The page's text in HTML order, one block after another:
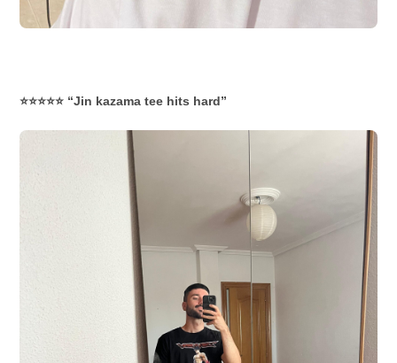
⭐⭐⭐⭐⭐ “Jin kazama tee hits hard”